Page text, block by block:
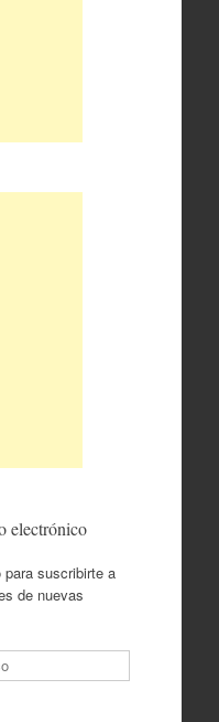
electrónico
suscribirte a
de nuevas